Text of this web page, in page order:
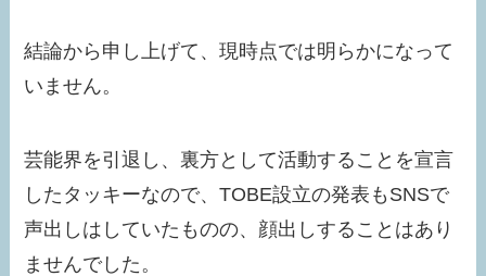
結論から申し上げて、現時点では明らかになって
いません。
芸能界を引退し、裏方として活動することを宣言
したタッキーなので、TOBE設立の発表もSNSで
声出しはしていたものの、顔出しすることはあり
ませんでした。